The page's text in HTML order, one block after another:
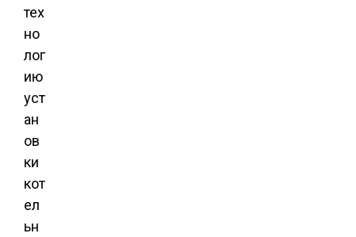
тех
но
лог
ию
уст
ан
ов
ки
кот
ел
ьн